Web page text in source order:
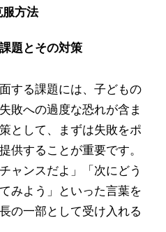
服方法
題とその対策
する課題には、子どもの
敗への過度な恐れが含ま
として、まずは失敗をポ
供することが重要です。
ャンスだよ」「次にどう
みよう」といった言葉を
の一部として受け入れる